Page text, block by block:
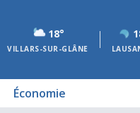
18°
VILLARS-SUR-GLÂNE
Économie